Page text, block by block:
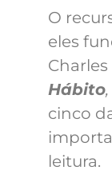
O
eles
Hábito,
cinco
leitura.